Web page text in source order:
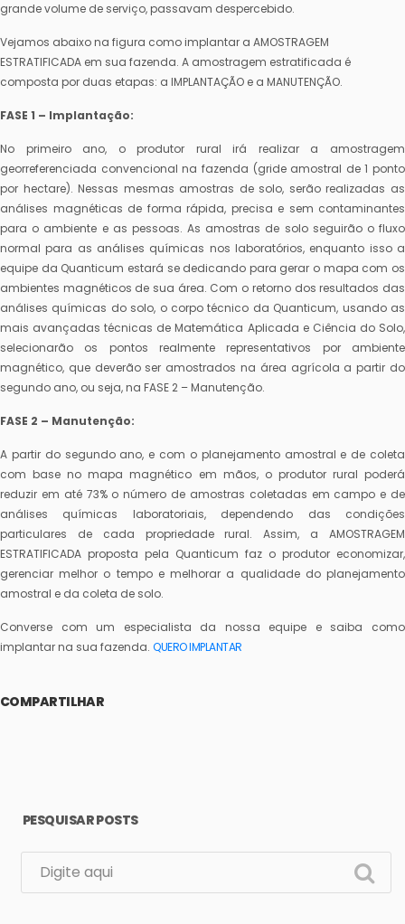
grande volume de serviço, passavam despercebido.
Vejamos abaixo na figura como implantar a AMOSTRAGEM
ESTRATIFICADA em sua fazenda. A amostragem estratificada é
composta por duas etapas: a IMPLANTAÇÃO e a MANUTENÇÃO.
FASE 1 – Implantação:
No primeiro ano, o produtor rural irá realizar a amostragem
georreferenciada convencional na fazenda (gride amostral de 1 ponto
por hectare). Nessas mesmas amostras de solo, serão realizadas as
análises magnéticas de forma rápida, precisa e sem contaminantes
para o ambiente e as pessoas. As amostras de solo seguirão o fluxo
normal para as análises químicas nos laboratórios, enquanto isso a
equipe da Quanticum estará se dedicando para gerar o mapa com os
ambientes magnéticos de sua área. Com o retorno dos resultados das
análises químicas do solo, o corpo técnico da Quanticum, usando as
mais avançadas técnicas de Matemática Aplicada e Ciência do Solo,
selecionarão os pontos realmente representativos por ambiente
magnético, que deverão ser amostrados na área agrícola a partir do
segundo ano, ou seja, na FASE 2 – Manutenção.
FASE 2 – Manutenção:
A partir do segundo ano, e com o planejamento amostral e de coleta
com base no mapa magnético em mãos, o produtor rural poderá
reduzir em até 73% o número de amostras coletadas em campo e de
análises químicas laboratoriais, dependendo das condições
particulares de cada propriedade rural. Assim, a AMOSTRAGEM
ESTRATIFICADA proposta pela Quanticum faz o produtor economizar,
gerenciar melhor o tempo e melhorar a qualidade do planejamento
amostral e da coleta de solo.
Converse com um especialista da nossa equipe e saiba como
implantar na sua fazenda. QUERO IMPLANTAR
COMPARTILHAR
PESQUISAR POSTS